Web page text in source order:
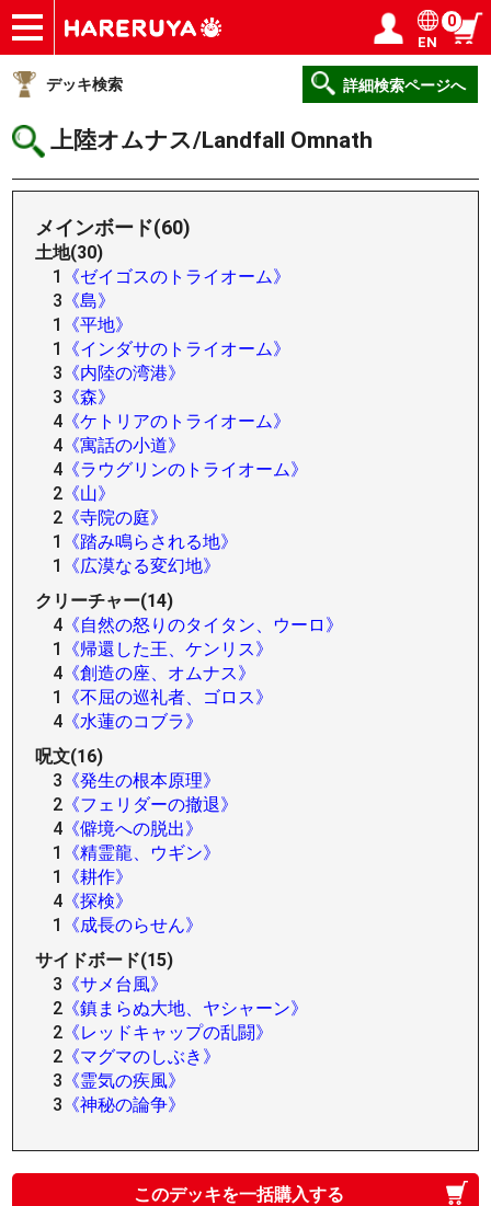
ショップ
買取
記事
デッキ検索
デッキ構築
選手一覧
店舗一覧
イベント
ヘルプ
お問い合わせ ログイン／会員登録
EN
0
デッキ検索 詳細検索ページへ
上陸オムナス/Landfall Omnath
メインボード(60)
土地(30)
1
《ゼイゴスのトライオーム》
3 《島》
1
《平地》
1
《インダサのトライオーム》
3 《内陸の湾港》
3 《森》
4 《ケトリアのトライオーム》
4 《寓話の小道》
4 《ラウグリンのトライオーム》
2 《山》
2 《寺院の庭》
1
《踏み鳴らされる地》
1
《広漠なる変幻地》
クリーチャー(14)
4 《自然の怒りのタイタン、ウーロ》
1
《帰還した王、ケンリス》
4 《創造の座、オムナス》
1
《不屈の巡礼者、ゴロス》
4 《水蓮のコブラ》
呪文(16)
3 《発生の根本原理》
2 《フェリダーの撤退》
4 《僻境への脱出》
1
《精霊龍、ウギン》
1
《耕作》
4 《探検》
1
《成長のらせん》
サイドボード(15)
3 《サメ台風》
2 《鎮まらぬ大地、ヤシャーン》
2 《レッドキャップの乱闘》
2 《マグマのしぶき》
3 《霊気の疾風》
3 《神秘の論争》
このデッキを一括購入する